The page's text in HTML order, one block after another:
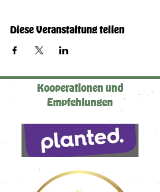
Diese Veranstaltung teilen
Kooperationen und
Empfehlungen